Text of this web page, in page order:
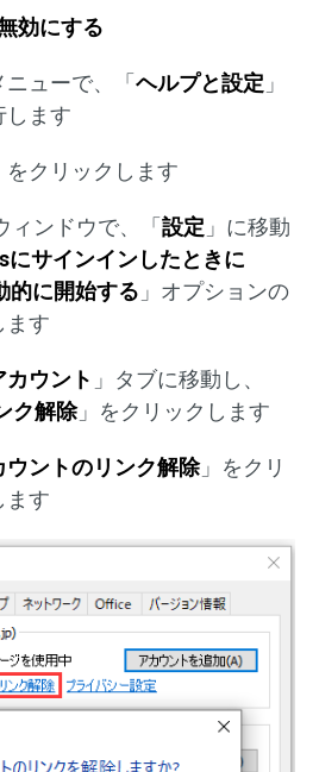
効にする
ューで、「 ヘルプと設定 」
します
をクリックします
ィンドウで、「 設定 」に移動
にサインインしたときに
的に開始する 」オプションの
ます
カウント 」タブに移動し、
ク解除」をクリックします
ウントのリンク解除」をクリ
ます